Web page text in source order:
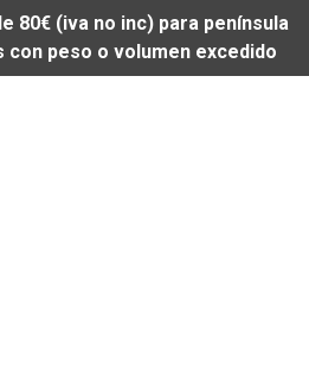
80€ (iva no inc) para península
con peso o volumen excedido